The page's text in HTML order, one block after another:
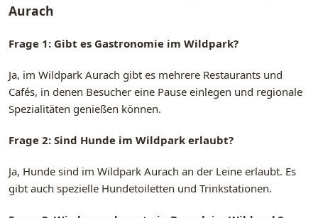
Aurach
Frage 1: Gibt es Gastronomie im Wildpark?
Ja, im Wildpark Aurach gibt es mehrere Restaurants und
Cafés, in denen Besucher eine Pause einlegen und regionale
Spezialitäten genießen können.
Frage 2: Sind Hunde im Wildpark erlaubt?
Ja, Hunde sind im Wildpark Aurach an der Leine erlaubt. Es
gibt auch spezielle Hundetoiletten und Trinkstationen.